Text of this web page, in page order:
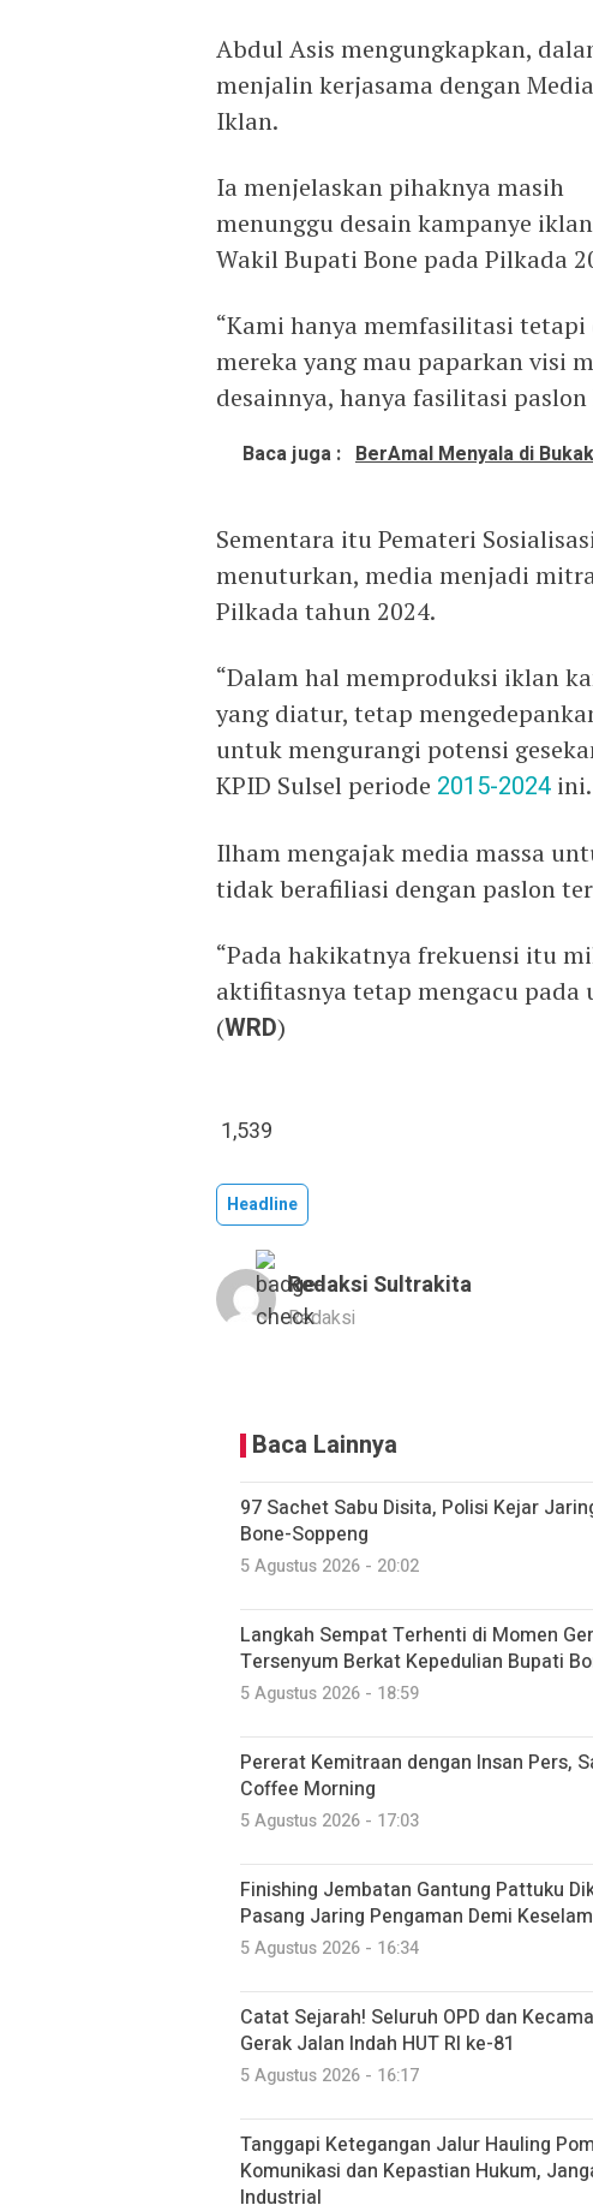
Abdul Asis mengungkapkan,
menjalin kerjasama dengan
Iklan.
Ia menjelaskan pihaknya masih
menunggu desain kampanye
Wakil Bupati Bone pada Pilkada
“Kami hanya memfasilitasi
mereka yang mau paparkan visi
desainnya, hanya fasilitasi
Baca juga : BerAmal Menyala di
Sementara itu Pemateri
menuturkan, media menjadi
Pilkada tahun 2024.
“Dalam hal memproduksi iklan
yang diatur, tetap
untuk mengurangi potensi
KPID Sulsel periode 2015-2024 ini.
Ilham mengajak media massa
tidak berafiliasi dengan paslon
“Pada hakikatnya frekuensi itu
aktifitasnya tetap mengacu pada
(WRD)
1,539
Headline
Redaksi Sultrakita
Redaksi
Baca Lainnya
97 Sachet Sabu Disita, Polisi Kejar
Bone-Soppeng
5 Agustus 2026 - 20:02
Langkah Sempat Terhenti di Momen
Tersenyum Berkat Kepedulian Bupati
5 Agustus 2026 - 18:59
Pererat Kemitraan dengan Insan Pers,
Coffee Morning
5 Agustus 2026 - 17:03
Finishing Jembatan Gantung Pattuku
Pasang Jaring Pengaman Demi
5 Agustus 2026 - 16:34
Catat Sejarah! Seluruh OPD dan
Gerak Jalan Indah HUT RI ke-81
5 Agustus 2026 - 16:17
Tanggapi Ketegangan Jalur Hauling
Komunikasi dan Kepastian Hukum,
Industrial